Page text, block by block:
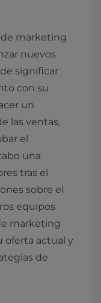
de marketing
nuevos
significar
con su
un
las ventas,
el
una
tras el
sobre el
equipos
marketing
oferta actual y
de